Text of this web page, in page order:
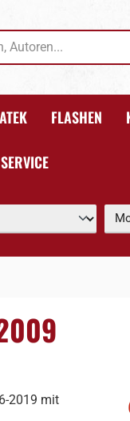
FLASHEN
SERVICE